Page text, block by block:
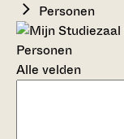
Personen
Personen
Alle velden